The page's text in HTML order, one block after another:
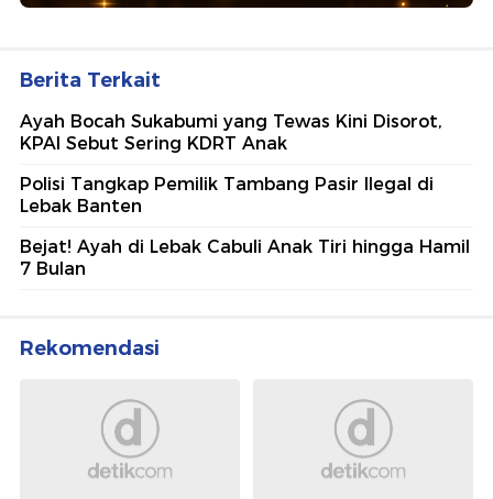
Berita Terkait
Ayah Bocah Sukabumi yang Tewas Kini Disorot,
KPAI Sebut Sering KDRT Anak
Polisi Tangkap Pemilik Tambang Pasir Ilegal di
Lebak Banten
Bejat! Ayah di Lebak Cabuli Anak Tiri hingga Hamil
7 Bulan
Rekomendasi